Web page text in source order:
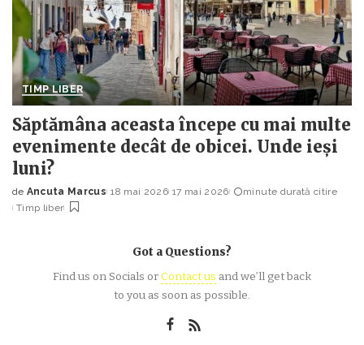
TIMP LIBER
Săptămâna aceasta începe cu mai multe
evenimente decât de obicei. Unde ieși
luni?
Posted
by
de Ancuta Marcus 18 mai 2026 17 mai 2026
minute durată citire
Timp liber
Got a Questions?
Find us on Socials orContact us and we’ll get back
to you as soon as possible.